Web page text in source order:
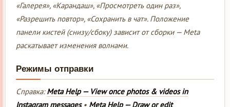
«Галерея», «Карандаш», «Просмотреть один раз»,
«Разрешить повтор», «Сохранить в чат». Положение
панели кистей (снизу/сбоку) зависит от сборки — Meta
раскатывает изменения волнами.
Режимы отправки
Справка:Meta Help — View once photos & videos in
Instagram messages• Meta Help — Draw or edit